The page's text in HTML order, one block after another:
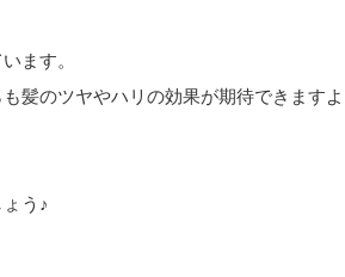
ます。
髪のツヤやハリの効果が期待できますよ
う♪